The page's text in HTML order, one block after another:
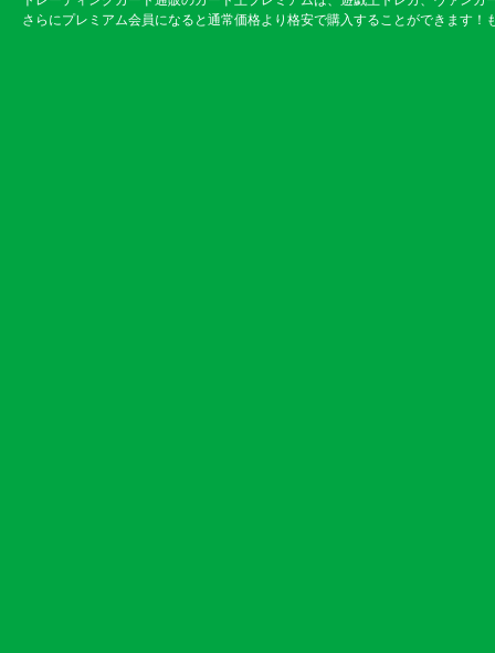
さらにプレミアム会員になると通常価格より格安で購入することができます